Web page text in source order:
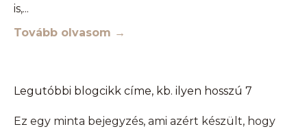
is,
Tovább olvasom →
Legutóbbi blogcikk címe, kb. ilyen hosszú 7
Ez egy minta bejegyzés, ami azért készült, hogy